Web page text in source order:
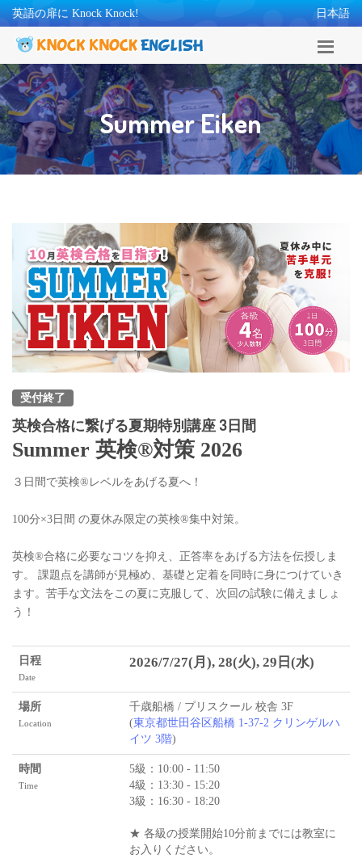
英語の扉に Knock Knock! 日本語
Summer Eiken
受付終了
英検合格に繋げる夏期特別講座 3日間
Summer 英検®対策 2026
３日間で英検®レベルをあげる夏へ！
100分×3日間 の夏休み限定の英検®集中対策。
英検®合格に必要なコツを抑え、正答率をあげる方法を伝授しま
す。 課題点を講師が見極め、基礎と定着を同時に身につけていき
ます。苦手な文法をこの夏に克服して、次回の試験に備えましょ
う！
日程
Date
2026/7/27(月), 28(火), 29日(水)
場所
Location
千歳船橋 / プリスクール 校舎 3F
(東京都世田谷区船橋 1-37-2 クリンゲルハ
イツ 3階)
時間
Time
5級：10:00 - 11:50
4級：13:30 - 15:20
3級：16:30 - 18:20
★ 各級の授業開始10分前までには教室に
お入りください。